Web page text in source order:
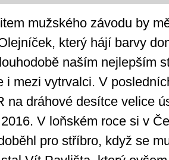
mužského závodu by
který hájí barvy
naším nejlepším
i mezi vytrvalci. V
na dráhové desítce velice
V loňském roce si v
pro stříbro, když se